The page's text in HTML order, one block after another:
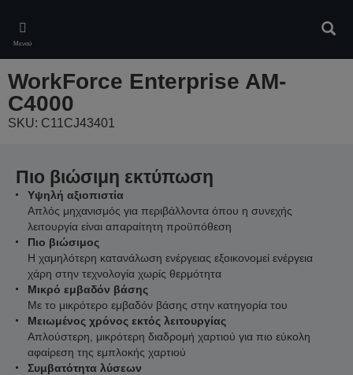
main
content
Μενού
WorkForce Enterprise​ AM-
C4000​
SKU: C11CJ43401
Πιο βιώσιμη εκτύπωση
Υψηλή αξιοπιστία
Απλός μηχανισμός για περιβάλλοντα όπου η συνεχής
λειτουργία είναι απαραίτητη προϋπόθεση
Πιο βιώσιμος
Η χαμηλότερη κατανάλωση ενέργειας εξοικονομεί ενέργεια
χάρη στην τεχνολογία χωρίς θερμότητα
Μικρό εμβαδόν βάσης
Με το μικρότερο εμβαδόν βάσης στην κατηγορία του
Μειωμένος χρόνος εκτός λειτουργίας
Απλούστερη, μικρότερη διαδρομή χαρτιού για πιο εύκολη
αφαίρεση της εμπλοκής χαρτιού
Συμβατότητα λύσεων